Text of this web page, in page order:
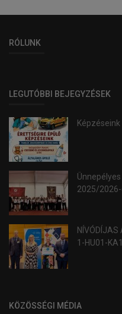
RÓLUNK
LEGUTÓBBI BEJEGYZÉSEK
Képzéseink
2025/2026-
NÍVÓDÍJAS
1-HU01-
KÖZÖSSÉGI MÉDIA